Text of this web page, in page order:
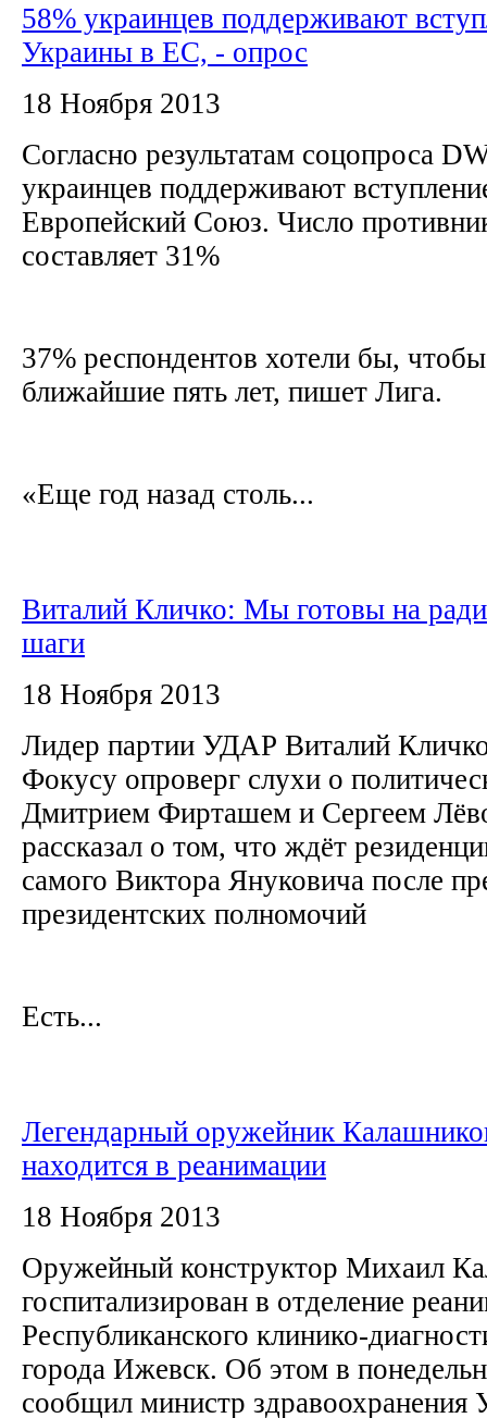
58% украинцев поддерживают
Украины в ЕС, - опрос
18 Ноября 2013
Согласно результатам соцопроса
украинцев поддерживают
Европейский Союз. Число
составляет 31%
37% респондентов хотели бы,
ближайшие пять лет, пишет Лига.
«Еще год назад столь...
Виталий Кличко: Мы готовы на
шаги
18 Ноября 2013
Лидер партии УДАР Виталий
Фокусу опроверг слухи о
Дмитрием Фирташем и Сергеем
рассказал о том, что ждёт
самого Виктора Януковича после
президентских полномочий
Есть...
Легендарный оружейник
находится в реанимации
18 Ноября 2013
Оружейный конструктор Михаил
госпитализирован в отделение
Республиканского клинико-
города Ижевск. Об этом в
сообщил министр